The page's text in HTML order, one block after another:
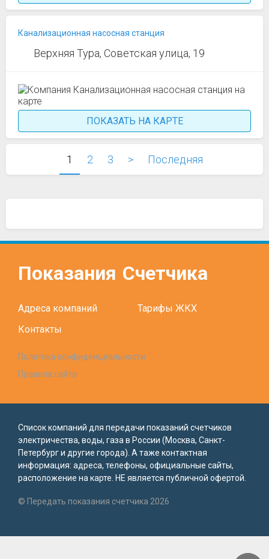
Канализационная насосная станция
Верхняя Тура, Советская улица, 19
ПОКАЗАТЬ НА КАРТЕ
1 2 3 > Последняя
Показания Счетчика
Адреса компаний
Тарифы ЖКХ
Контакты
Политика конфиденциальности
Правила сайта
Список компаний для передачи показаний счетчиков
электричества, воды, газа в России (Москва, Санкт-
Петербург и другие города). А таже контактная
информация: адреса, телефоны, официальные сайты,
расположение на карте. НЕ является публичной офертой.
© Передать показания счетчика 2026